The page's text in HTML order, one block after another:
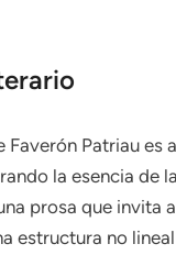
Faverón Patriau es
la esencia de
prosa que invita
estructura no